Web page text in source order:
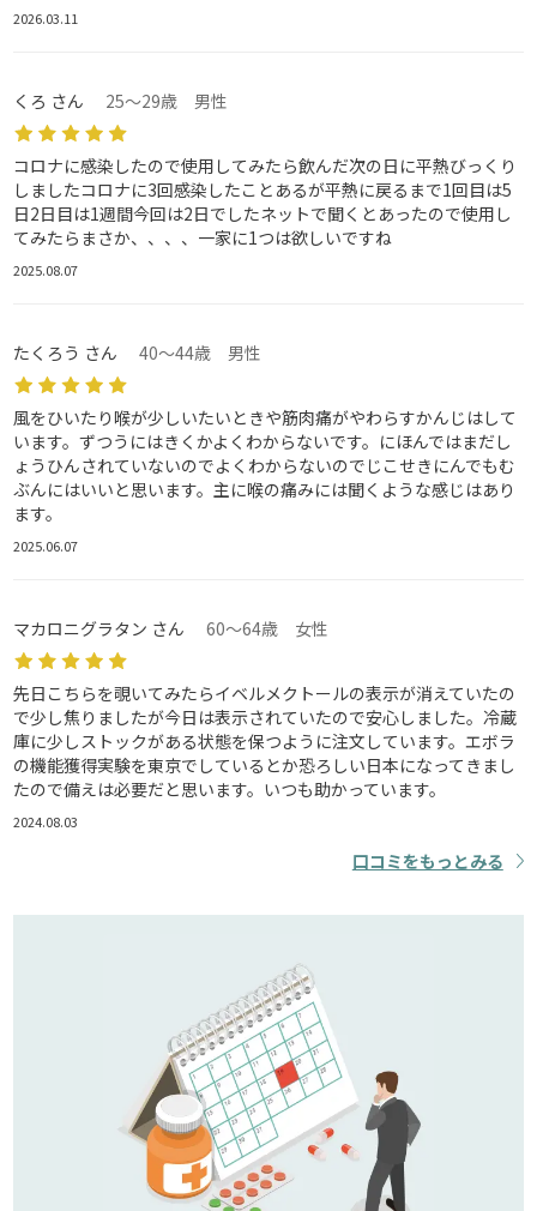
2026.03.11
くろ さん 25～29歳 男性
コロナに感染したので使用してみたら飲んだ次の日に平熱びっくり
しましたコロナに3回感染したことあるが平熱に戻るまで1回目は5
日2日目は1週間今回は2日でしたネットで聞くとあったので使用し
てみたらまさか、、、、一家に1つは欲しいですね
2025.08.07
たくろう さん 40～44歳 男性
風をひいたり喉が少しいたいときや筋肉痛がやわらすかんじはして
います。ずつうにはきくかよくわからないです。にほんではまだし
ょうひんされていないのでよくわからないのでじこせきにんでもむ
ぶんにはいいと思います。主に喉の痛みには聞くような感じはあり
ます。
2025.06.07
マカロニグラタン さん 60～64歳 女性
先日こちらを覗いてみたらイベルメクトールの表示が消えていたの
で少し焦りましたが今日は表示されていたので安心しました。冷蔵
庫に少しストックがある状態を保つように注文しています。エボラ
の機能獲得実験を東京でしているとか恐ろしい日本になってきまし
たので備えは必要だと思います。いつも助かっています。
2024.08.03
口コミをもっとみる